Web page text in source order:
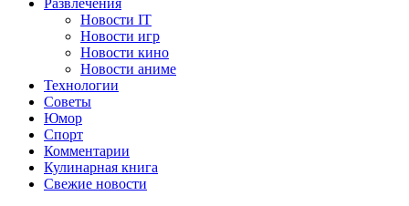
Развлечения
Новости IT
Новости игр
Новости кино
Новости аниме
Технологии
Советы
Юмор
Спорт
Комментарии
Кулинарная книга
Свежие новости